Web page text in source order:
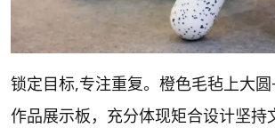
锁定目标,专注重复。橙色毛毡上大
作品展示板，充分体现矩合设计坚持